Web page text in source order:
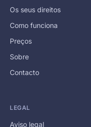
Os seus direitos
Como funciona
Preços
Sobre
Contacto
LEGAL
Aviso legal